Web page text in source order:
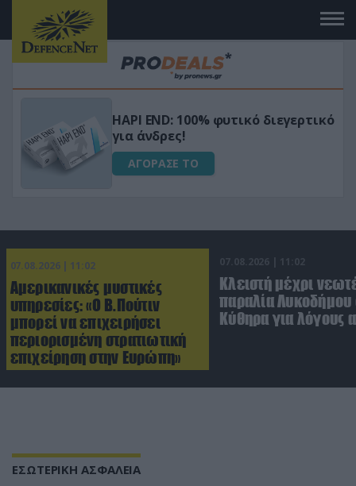
Μεταμόρφωσε τον κήπο σου με το
Ultra Box Μίνι Αλυσοπρίονο με
μπαταρία λιθίου
ΑΓΟΡΑΣΕ ΤΟ
07.08.2026 | 11:02
Αμερικανικές μυστικές
υπηρεσίες: «Ο Β.Πούτιν
μπορεί να επιχειρήσει
περιορισμένη στρατιωτική
επιχείρηση στην Ευρώπη»
07.08.2026 | 11:02
Κλειστή μέχρι
παραλία Λυκοδήμου
Κύθηρα για λόγους
ΕΣΩΤΕΡΙΚΗ ΑΣΦΑΛΕΙΑ